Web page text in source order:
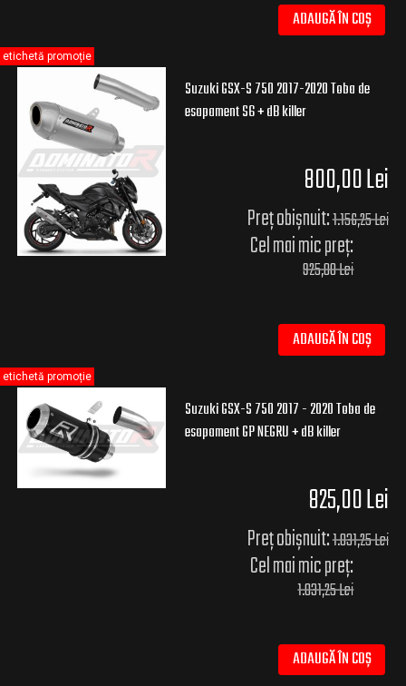
ADAUGĂ ÎN COȘ
Suzuki GSX-S 750 2017-2020 Toba de
esapament S6 + dB killer
800,00 Lei
Preț obișnuit:1.156,25 Lei
Cel mai mic preț:
925,00 Lei
ADAUGĂ ÎN COȘ
etichetă promoție
Suzuki GSX-S 750 2017 - 2020 Toba de
esapament GP NEGRU + dB killer
825,00 Lei
Preț obișnuit:1.031,25 Lei
Cel mai mic preț:
1.031,25 Lei
ADAUGĂ ÎN COȘ
etichetă promoție